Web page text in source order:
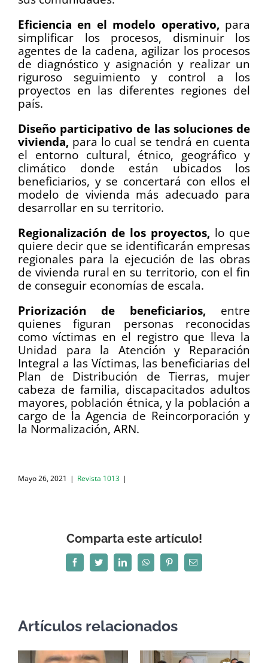
Eficiencia en el modelo operativo, para
simplificar los procesos, disminuir los
agentes de la cadena, agilizar los procesos
de diagnóstico y asignación y realizar un
riguroso seguimiento y control a los
proyectos en las diferentes regiones del
país.
Diseño participativo de las soluciones de
vivienda, para lo cual se tendrá en cuenta
el entorno cultural, étnico, geográfico y
climático donde están ubicados los
beneficiarios, y se concertará con ellos el
modelo de vivienda más adecuado para
desarrollar en su territorio.
Regionalización de los proyectos, lo que
quiere decir que se identificarán empresas
regionales para la ejecución de las obras
de vivienda rural en su territorio, con el fin
de conseguir economías de escala.
Priorización de beneficiarios, entre
quienes figuran personas reconocidas
como víctimas en el registro que lleva la
Unidad para la Atención y Reparación
Integral a las Víctimas, las beneficiarias del
Plan de Distribución de Tierras, mujer
cabeza de familia, discapacitados adultos
mayores, población étnica, y la población a
cargo de la Agencia de Reincorporación y
la Normalización, ARN.
Mayo 26, 2021 | Revista 1013 |
Comparta este artículo!
FacebookTwitterLinkedInWhatsAppPinterestCorreo
electrónico
Artículos relacionados